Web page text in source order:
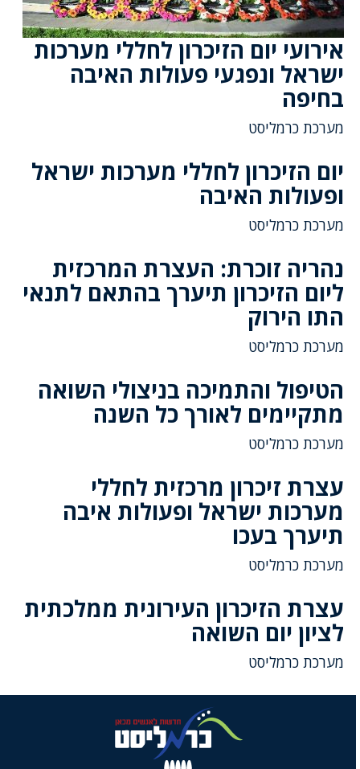
אירועי יום הזיכרון לחללי מערכות
ישראל ונפגעי פעולות האיבה
בחיפה
מערכת כרמליסט
יום הזיכרון לחללי מערכות ישראל
ופעולות האיבה
מערכת כרמליסט
נהריה זוכרת: העצרת המרכזית
ליום הזיכרון תיערך בהתאם לתנאי
התו הירוק
מערכת כרמליסט
הטיפול והתמיכה בניצולי השואה
מתקיימים לאורך כל השנה
מערכת כרמליסט
עצרת זיכרון מרכזית לחללי
מערכות ישראל ופעולות איבה
תיערך בעכו
מערכת כרמליסט
עצרת הזיכרון העירונית ממלכתית
לציון יום השואה
מערכת כרמליסט